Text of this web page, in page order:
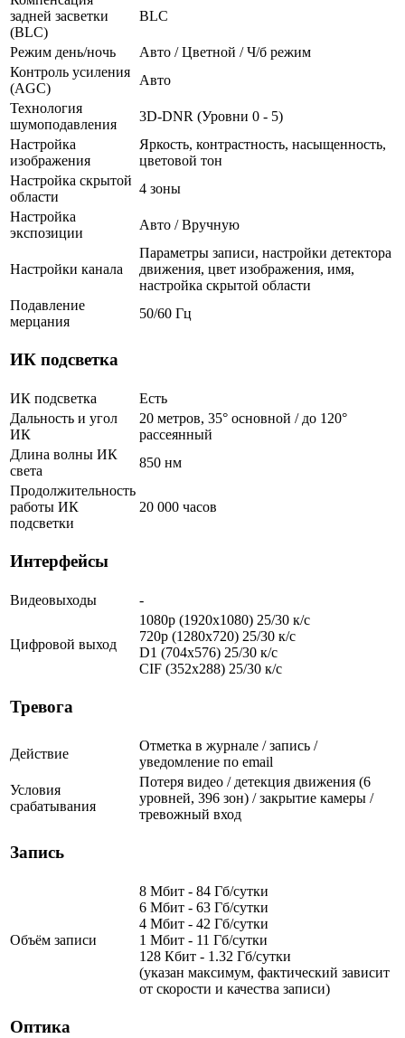
задней засветки
(BLC)
BLC
Режим день/ночь
Авто / Цветной / Ч/б режим
Контроль усиления
(AGC)
Авто
Технология
шумоподавления
3D-DNR (Уровни 0 - 5)
Настройка
изображения
Яркость, контрастность, насыщенность,
цветовой тон
Настройка скрытой
области
4 зоны
Настройка
экспозиции
Авто / Вручную
Настройки канала
Параметры записи, настройки детектора
движения, цвет изображения, имя,
настройка скрытой области
Подавление
мерцания
50/60 Гц
ИК подсветка
ИК подсветка
Есть
Дальность и угол
ИК
20 метров, 35° основной / до 120°
рассеянный
Длина волны ИК
света
850 нм
Продолжительность
работы ИК
подсветки
20 000 часов
Интерфейсы
Видеовыходы -
Цифровой выход
1080p (1920х1080) 25/30 к/с
720p (1280x720) 25/30 к/с
D1 (704x576) 25/30 к/с
CIF (352x288) 25/30 к/с
Тревога
Действие
Отметка в журнале / запись /
уведомление по email
Условия
срабатывания
Потеря видео / детекция движения (6
уровней, 396 зон) / закрытие камеры /
тревожный вход
Запись
Объём записи
8 Мбит - 84 Гб/сутки
6 Мбит - 63 Гб/сутки
4 Мбит - 42 Гб/сутки
1 Мбит - 11 Гб/сутки
128 Кбит - 1.32 Гб/сутки
(указан максимум, фактический зависит
от скорости и качества записи)
Оптика